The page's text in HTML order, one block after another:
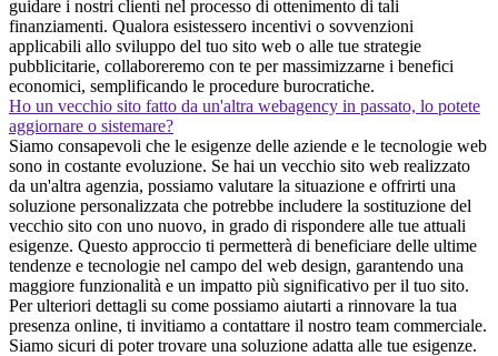
guidare i nostri clienti nel processo di ottenimento di tali
finanziamenti. Qualora esistessero incentivi o sovvenzioni
applicabili allo sviluppo del tuo sito web o alle tue strategie
pubblicitarie, collaboreremo con te per massimizzarne i benefici
economici, semplificando le procedure burocratiche.
Ho un vecchio sito fatto da un'altra webagency in passato, lo potete
aggiornare o sistemare?
Siamo consapevoli che le esigenze delle aziende e le tecnologie web
sono in costante evoluzione. Se hai un vecchio sito web realizzato
da un'altra agenzia, possiamo valutare la situazione e offrirti una
soluzione personalizzata che potrebbe includere la sostituzione del
vecchio sito con uno nuovo, in grado di rispondere alle tue attuali
esigenze. Questo approccio ti permetterà di beneficiare delle ultime
tendenze e tecnologie nel campo del web design, garantendo una
maggiore funzionalità e un impatto più significativo per il tuo sito.
Per ulteriori dettagli su come possiamo aiutarti a rinnovare la tua
presenza online, ti invitiamo a contattare il nostro team commerciale.
Siamo sicuri di poter trovare una soluzione adatta alle tue esigenze.